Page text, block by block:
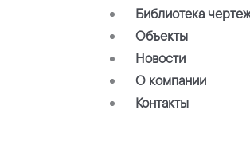
Библиотека
Объекты
Новости
О компании
Контакты